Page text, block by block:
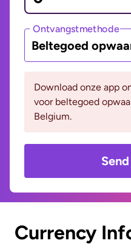
Ontvangstmethode
Beltegoed
Download onze app
voor beltegoed
Belgium.
Currency